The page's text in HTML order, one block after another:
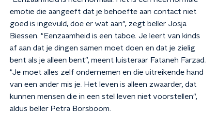
emotie die aangeeft dat je behoefte aan contact niet
goed is ingevuld, doe er wat aan", zegt beller Josja
Biessen. "Eenzaamheid is een taboe. Je leert van kinds
af aan dat je dingen samen moet doen en dat je zielig
bent als je alleen bent", meent luisteraar Fataneh Farzad.
"Je moet alles zelf ondernemen en die uitreikende hand
van een ander mis je. Het leven is alleen zwaarder, dat
kunnen mensen die in een stel leven niet voorstellen",
aldus beller Petra Borsboom.